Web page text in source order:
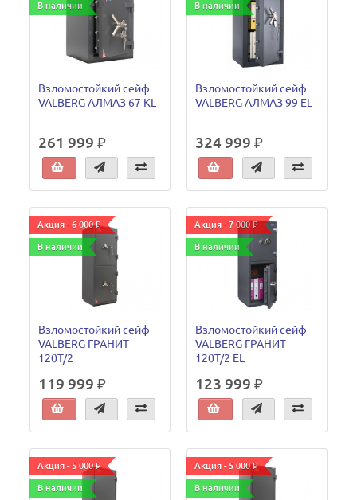
В наличии
Взломостойкий сейф
VALBERG АЛМАЗ 67 KL
261 999 ₽
В наличии
Взломостойкий сейф
VALBERG АЛМАЗ 99 EL
324 999 ₽
Акция - 6 000 ₽
В наличии
Взломостойкий сейф
VALBERG ГРАНИТ
120T/2
119 999 ₽
Акция - 7 000 ₽
В наличии
Взломостойкий сейф
VALBERG ГРАНИТ
120T/2 EL
123 999 ₽
Акция - 5 000 ₽
В наличии
Акция - 5 000 ₽
В наличии